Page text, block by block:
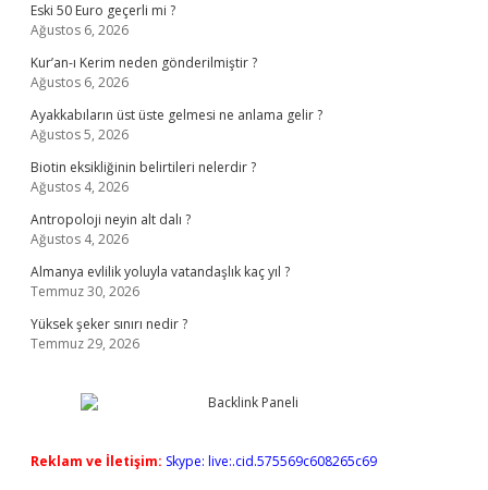
Eski 50 Euro geçerli mi ?
Ağustos 6, 2026
Kur’an-ı Kerim neden gönderilmiştir ?
Ağustos 6, 2026
Ayakkabıların üst üste gelmesi ne anlama gelir ?
Ağustos 5, 2026
Biotin eksikliğinin belirtileri nelerdir ?
Ağustos 4, 2026
Antropoloji neyin alt dalı ?
Ağustos 4, 2026
Almanya evlilik yoluyla vatandaşlık kaç yıl ?
Temmuz 30, 2026
Yüksek şeker sınırı nedir ?
Temmuz 29, 2026
Reklam ve İletişim: Skype: live:.cid.575569c608265c69